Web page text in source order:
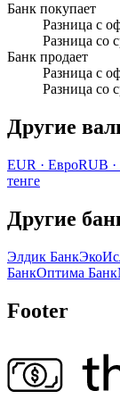
Банк покупает
Разница с
Разница со
Банк продает
Разница с
Разница со
Другие
EUR · ЕвроRUB ·
тенге
Другие
Элдик Банк
БанкОптима Банк
Footer